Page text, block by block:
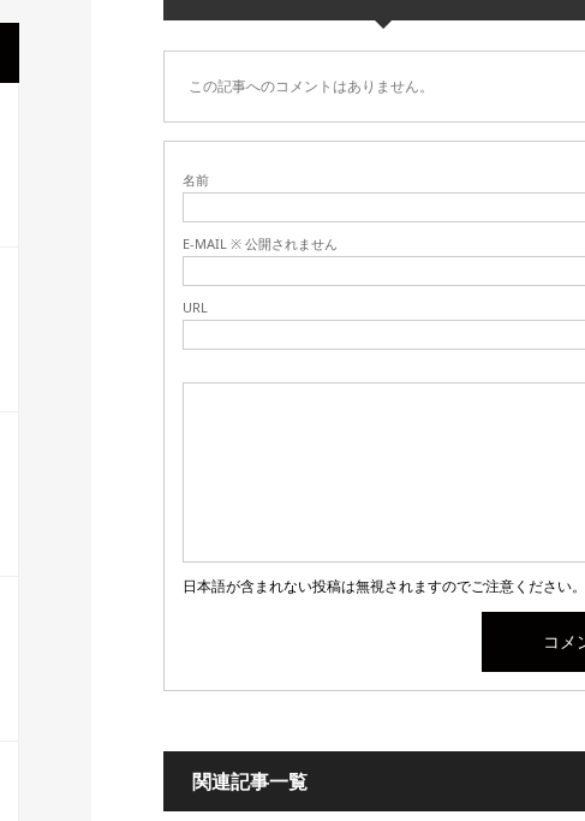
この記事へのコメントはありません。
名前
E-MAIL ※ 公開されません
URL
日本語が含まれない投稿は無視されますのでご注意ください
関連記事一覧